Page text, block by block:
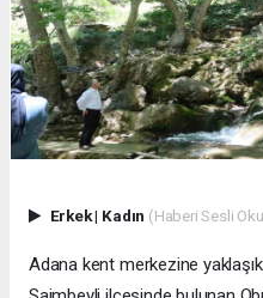
Erkek| Kadın (Haberi Sesli
Adana kent merkezine